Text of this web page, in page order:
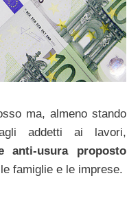
ma, almeno stando
addetti ai lavori,
anti-usura proposto
famiglie e le imprese.